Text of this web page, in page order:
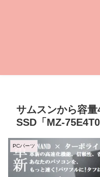
サムスンから容
SSD「MZ-
PCパーツ